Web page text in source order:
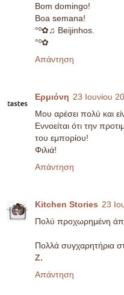
Bom domingo!
Boa semana!
°º✿♫ Beijinhos.
°º✿
Απάντηση
Ερμιόνη 23 Ιουνίου
Μου αρέσει πολύ και
Εννοείται ότι την
του εμπορίου!
Φιλιά!
Απάντηση
Kitchen Stories 23
Πολύ προχωρημένη
Πολλά συγχαρητήρια
Z.
Απάντηση